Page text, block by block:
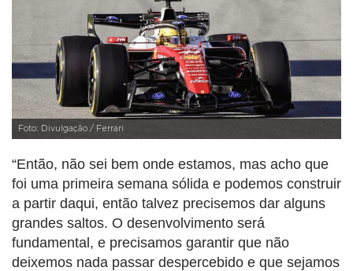
Foto: Divulgação / Ferrari
“Então, não sei bem onde estamos, mas acho que
foi uma primeira semana sólida e podemos construir
a partir daqui, então talvez precisemos dar alguns
grandes saltos. O desenvolvimento será
fundamental, e precisamos garantir que não
deixemos nada passar despercebido e que sejamos